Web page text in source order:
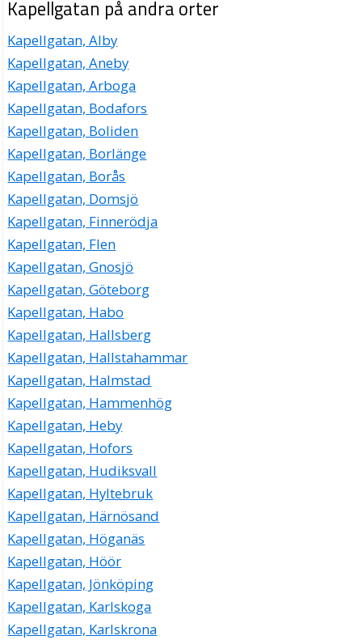
Kapellgatan på andra orter
Kapellgatan, Alby
Kapellgatan, Aneby
Kapellgatan, Arboga
Kapellgatan, Bodafors
Kapellgatan, Boliden
Kapellgatan, Borlänge
Kapellgatan, Borås
Kapellgatan, Domsjö
Kapellgatan, Finnerödja
Kapellgatan, Flen
Kapellgatan, Gnosjö
Kapellgatan, Göteborg
Kapellgatan, Habo
Kapellgatan, Hallsberg
Kapellgatan, Hallstahammar
Kapellgatan, Halmstad
Kapellgatan, Hammenhög
Kapellgatan, Heby
Kapellgatan, Hofors
Kapellgatan, Hudiksvall
Kapellgatan, Hyltebruk
Kapellgatan, Härnösand
Kapellgatan, Höganäs
Kapellgatan, Höör
Kapellgatan, Jönköping
Kapellgatan, Karlskoga
Kapellgatan, Karlskrona